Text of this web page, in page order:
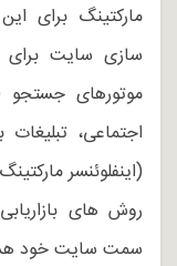
مارکتینگ برای
سازی سایت
موتورهای جستجو
اجتماعی، تبلیغات
(اینفلوئنسر
روش های
سمت سایت خود